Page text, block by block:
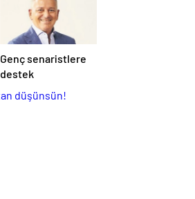
Genç senaristlere
destek